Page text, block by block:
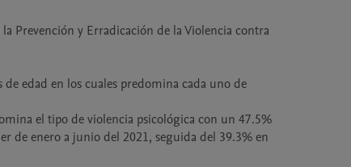
Prevención y Erradicación de la Violencia contra
edad en los cuales predomina cada uno de
el tipo de violencia psicológica con un 47.5%
de enero a junio del 2021, seguida del 39.3% en